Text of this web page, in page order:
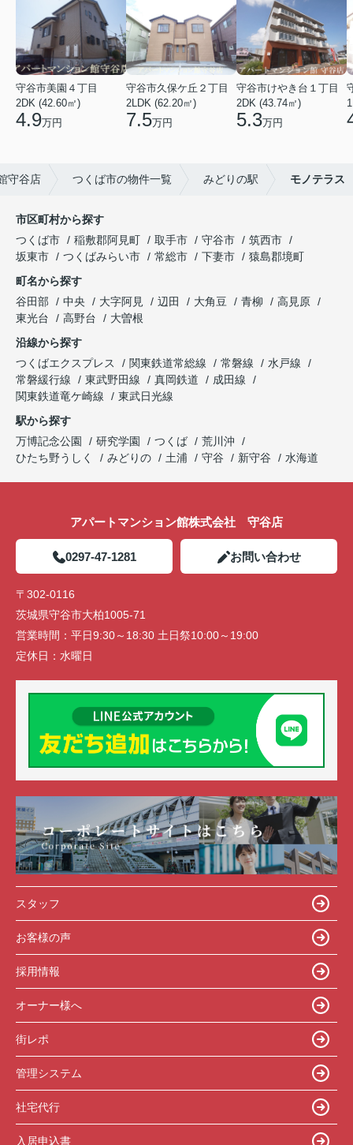
守谷市美園４丁目
2DK (42.60㎡)
4.9万円
守谷市久保ケ丘２丁目
2LDK (62.20㎡)
7.5万円
守谷市けやき台１丁目
2DK (43.74㎡)
5.3万円
守谷店 つくば市の物件一覧 みどりの駅 モノテラス
市区町村から探す
つくば市
稲敷郡阿見町 取手市 守谷市
筑西市
坂東市
つくばみらい市 常総市 下妻市
猿島郡境町
町名から探す
谷田部
中央 大字阿見 辺田 大角豆 青柳
高見原
東光台
高野台
大曽根
沿線から探す
つくばエクスプレス
関東鉄道常総線 常磐線
水戸線
常磐緩行線
東武野田線 真岡鉄道
成田線
関東鉄道竜ケ崎線
東武日光線
駅から探す
万博記念公園
研究学園 つくば
荒川沖
ひたち野うしく
みどりの 土浦 守谷 新守谷 水海道
アパートマンション館株式会社 守谷店
0297-47-1281 お問い合わせ
〒302-0116
茨城県守谷市大柏1005-71
営業時間： 平日9:30～18:30 土日祭10:00～19:00
定休日： 水曜日
スタッフ
お客様の声
採用情報
オーナー様へ
街レポ
管理システム
社宅代行
入居申込書